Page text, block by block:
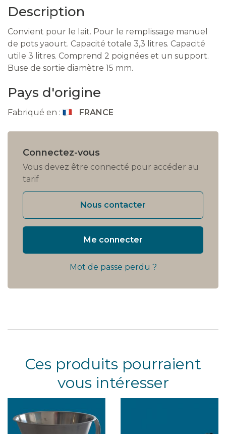
Description
Convient pour le lait. Pour le remplissage manuel
de pots yaourt. Capacité totale 3,3 litres. Capacité
utile 3 litres. Comprend 2 poignées et un support.
Buse de sortie diamètre 15 mm.
Pays d'origine
Fabriqué en : FRANCE
Connectez-vous
Vous devez être connecté pour accéder au
tarif
Nous contacter
Me connecter
Mot de passe perdu ?
Ces produits pourraient
vous intéresser